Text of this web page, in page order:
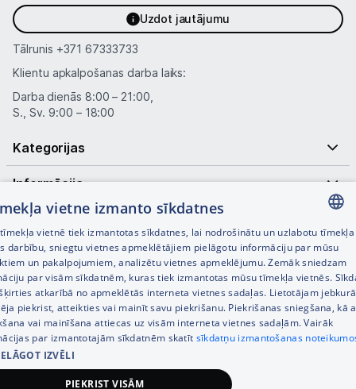
Uzdot jautājumu
Tālrunis +371 67333733
Klientu apkalpošanas darba laiks:
Darba dienās 8:00 – 21:00,
S., Sv. 9:00 – 18:00
Kategorijas
Informācija
Noderīgas saites
© SIA Tet 2026 -
LATVIAN
RUSSIAN
ENGLISH
vietne izmanto sīkdatnes
vietnē tiek izmantotas sīkdatnes, lai nodrošinātu un uzlabotu tīmekļa
darbību, sniegtu vietnes apmeklētājiem pielāgotu informāciju par mūsu
un pakalpojumiem, analizētu vietnes apmeklējumu. Zemāk sniedzam
par visām sīkdatnēm, kuras tiek izmantotas mūsu tīmekļa vietnēs.
atkarībā no apmeklētās interneta vietnes sadaļas. Lietotājam
piekrist, atteikties vai mainīt savu piekrišanu. Piekrišanas sniegšana, kā
vai mainīšana attiecas uz visām interneta vietnes sadaļām. Vairāk
par izmantotajām sīkdatnēm skatīt sīkdatņu izmantošanas
IZVĒLI
PIEKRIST VISĀM